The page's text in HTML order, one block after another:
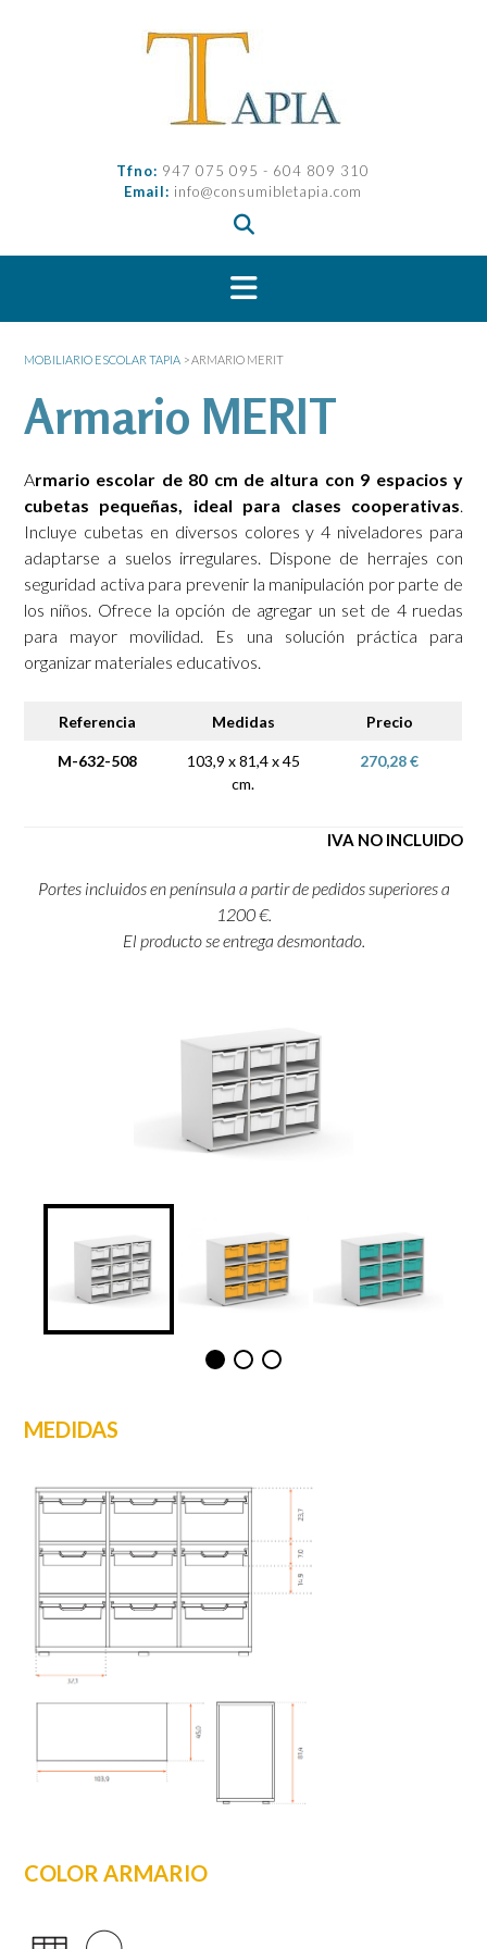
Tfno: 947 075 095 - 604 809 310
Email: info@consumibletapia.com
MOBILIARIO ESCOLAR TAPIA >ARMARIO MERIT
Armario MERIT
Armario escolar de 80 cm de altura con 9 espacios y
cubetas pequeñas, ideal para clases cooperativas
Incluye cubetas en diversos colores y 4 niveladores para
adaptarse a suelos irregulares. Dispone de herrajes con
seguridad activa para prevenir la manipulación por parte de
los niños. Ofrece la opción de agregar un set de 4 ruedas
para mayor movilidad. Es una solución práctica para
organizar materiales educativos.
Referencia Medidas Precio
M-632-508
103,9 x 81,4 x 45
cm.
270,28 €
IVA NO INCLUIDO
Portes incluidos en península a partir de pedidos superiores a
1200 €.
El producto se entrega desmontado.
MEDIDAS
COLOR ARMARIO